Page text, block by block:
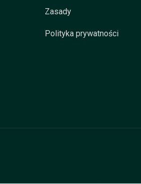
Zasady
Polityka prywatności